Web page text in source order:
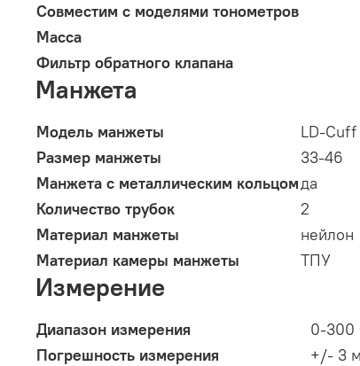
Совместим с моделями тонометров
Масса
Фильтр обратного клапана
Манжета
Модель манжеты
LD-Cuff
Размер манжеты
33-46
Манжета с металлическим кольцомда
Количество трубок
2
Материал манжеты
нейлон
Материал камеры манжеты
ТПУ
Измерение
Диапазон измерения
0-300
Погрешность измерения
+/- 3